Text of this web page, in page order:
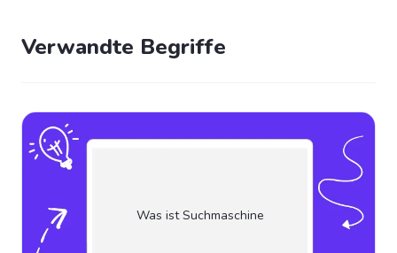
Verwandte Begriffe
Was ist Suchmaschine